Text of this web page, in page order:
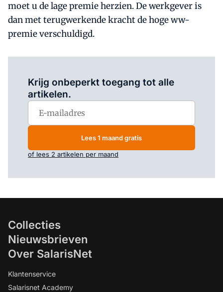
moet u de lage premie herzien. De werkgever is
dan met terugwerkende kracht de hoge ww-
premie verschuldigd.
Krijg onbeperkt toegang tot alle
artikelen.
Lees 1 maand gratis
of lees 2 artikelen per maand
Collecties
Nieuwsbrieven
Over SalarisNet
Klantenservice
Salarisnet Academy